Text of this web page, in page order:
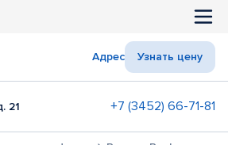
Адрес Узнать цену
21 +7 (3452) 66-71-81